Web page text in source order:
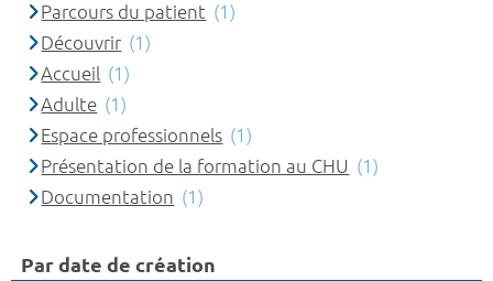
Parcours du patient (1)
Découvrir (1)
Accueil (1)
Adulte (1)
Espace professionnels (1)
Présentation de la formation au CHU (1)
Documentation (1)
Par date de création